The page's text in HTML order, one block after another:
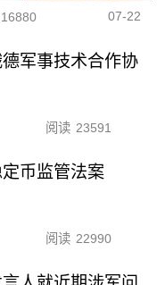
16880 07-22
军事技术合作协
阅读 23591
币监管法案
阅读 22990